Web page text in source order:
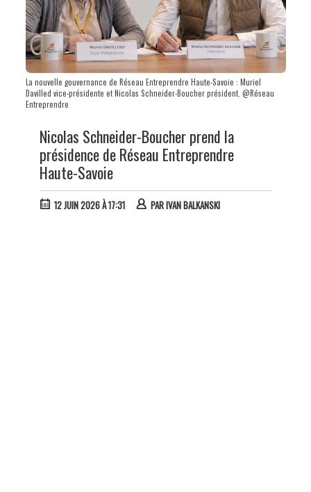
La nouvelle gouvernance de Réseau Entreprendre Haute-Savoie : Muriel
Davilled vice-présidente et Nicolas Schneider-Boucher président. @Réseau
Entreprendre
Nicolas Schneider-Boucher prend la
présidence de Réseau Entreprendre
Haute-Savoie
12 JUIN 2026 À 17:31 PARIVAN BALKANSKI